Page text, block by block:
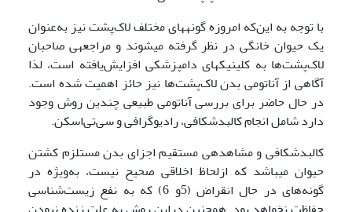
با توجه به این‌که امروزه گونه­های مختلف لاک‌پشت نیز به‌عنوان
یک حیوان خانگی در نظر گرفته می­شوند و مراجعه­ی صاحبان
لاک‌پشت‌ها به کلینیک­های دامپزشکی افزایش‌یافته است، لذا
آگاهی از آناتومی بدن لاک‌پشت‌ها نیز حائز اهمیت شده است.
در حال حاضر برای بررسی آناتومی طبیعی چندین روش وجود
دارد شامل انجام کالبدشکافی، رادیوگرافی و سی‌تی‌اسکن.
کالبدشکافی و مشاهده­ی مستقیم اجزای بدن مستلزم کشتن
حیوان می­باشد که ازلحاظ اخلاقی صحیح نیست، به‌ویژه در
گونه‌های در حال انقراض (5و 6) که به نفع زیست‌شناسی